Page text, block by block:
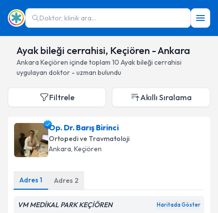
Doktor, klinik ara...
Ayak bileği cerrahisi, Keçiören - Ankara
Ankara Keçiören içinde toplam 10 Ayak bileği cerrahisi
uygulayan doktor - uzman bulundu
Filtrele Akıllı Sıralama
Op. Dr. Barış Birinci
Ortopedi ve Travmatoloji
Ankara, Keçiören
Adres 1 Adres 2
VM MEDİKAL PARK KEÇİÖREN Haritada Göster